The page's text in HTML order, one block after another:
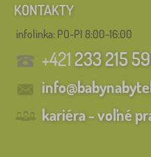
KONTAKTY
infolinka: PO-PI 8:00-16:00
+421233 215
kariéra - voľné